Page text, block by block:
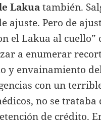
Lakuatambién.
ajuste. Pero de
el Lakua al cuello”
a enumerar
y envainamiento
con un
no se trataba
de crédito.